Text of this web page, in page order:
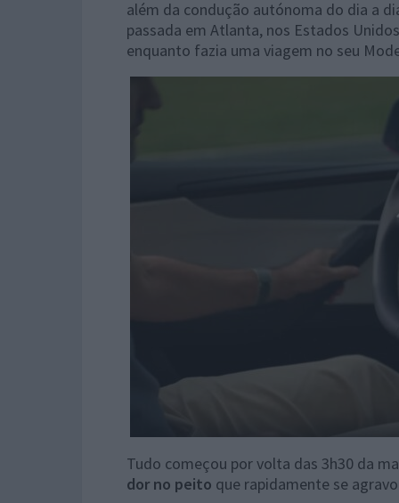
além da condução autónoma do dia a
passada em Atlanta, nos Estados
enquanto fazia uma viagem no seu
Tudo começou por volta das 3h30 da
dor no peito que rapidamente se